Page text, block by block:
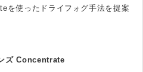
を使ったドライフォグ手法を提案
ズ Concentrate